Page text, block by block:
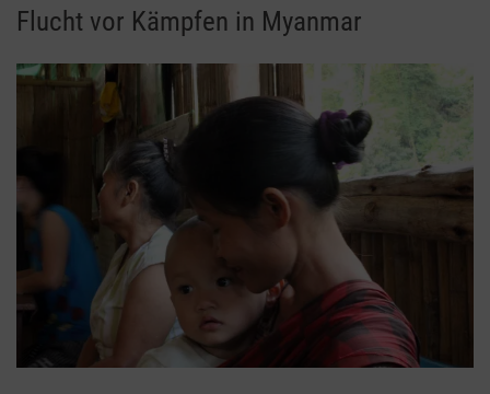
Flucht vor Kämpfen in Myanmar